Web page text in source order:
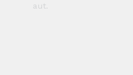
aut.